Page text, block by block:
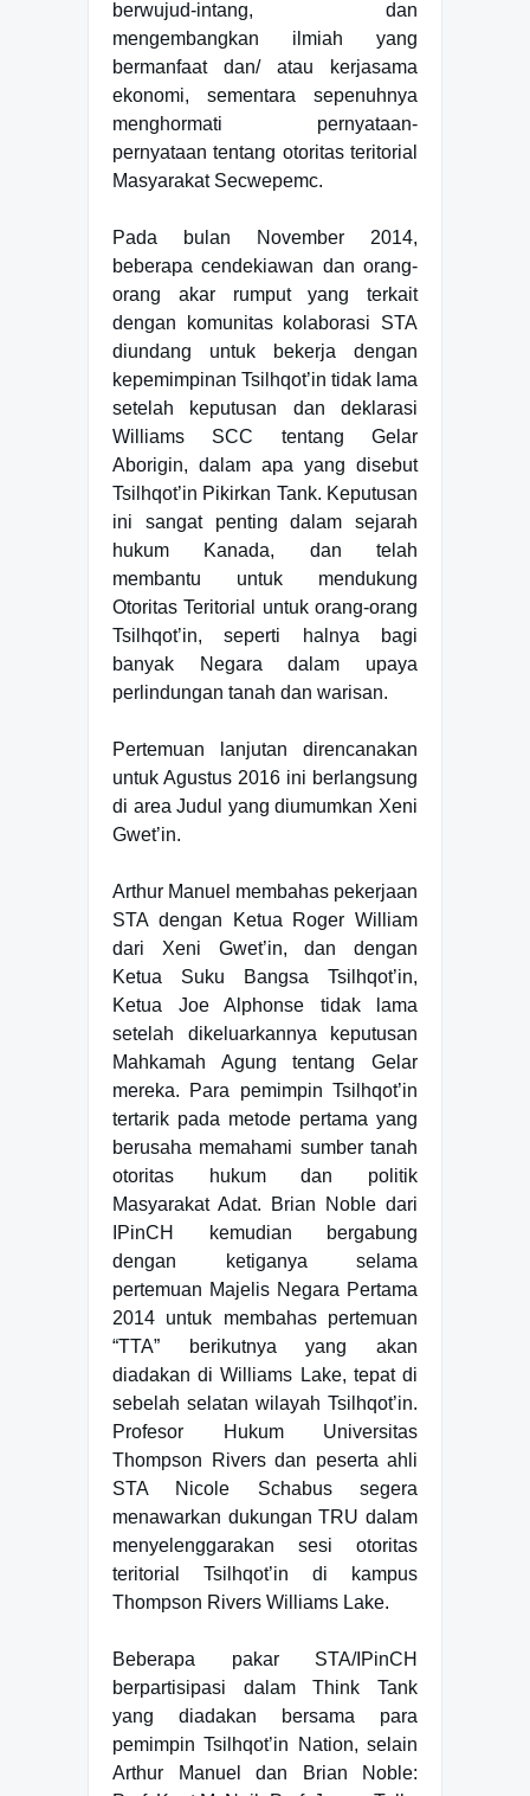
berwujud-intang, dan
mengembangkan ilmiah yang
bermanfaat dan/ atau kerjasama
ekonomi, sementara sepenuhnya
menghormati pernyataan-
pernyataan tentang otoritas teritorial
Masyarakat Secwepemc.
Pada bulan November 2014,
beberapa cendekiawan dan orang-
orang akar rumput yang terkait
dengan komunitas kolaborasi STA
diundang untuk bekerja dengan
kepemimpinan Tsilhqot’in tidak lama
setelah keputusan dan deklarasi
Williams SCC tentang Gelar
Aborigin, dalam apa yang disebut
Tsilhqot’in Pikirkan Tank. Keputusan
ini sangat penting dalam sejarah
hukum Kanada, dan telah
membantu untuk mendukung
Otoritas Teritorial untuk orang-orang
Tsilhqot’in, seperti halnya bagi
banyak Negara dalam upaya
perlindungan tanah dan warisan.
Pertemuan lanjutan direncanakan
untuk Agustus 2016 ini berlangsung
di area Judul yang diumumkan Xeni
Gwet’in.
Arthur Manuel membahas pekerjaan
STA dengan Ketua Roger William
dari Xeni Gwet’in, dan dengan
Ketua Suku Bangsa Tsilhqot’in,
Ketua Joe Alphonse tidak lama
setelah dikeluarkannya keputusan
Mahkamah Agung tentang Gelar
mereka. Para pemimpin Tsilhqot’in
tertarik pada metode pertama yang
berusaha memahami sumber tanah
otoritas hukum dan politik
Masyarakat Adat. Brian Noble dari
IPinCH kemudian bergabung
dengan ketiganya selama
pertemuan Majelis Negara Pertama
2014 untuk membahas pertemuan
“TTA” berikutnya yang akan
diadakan di Williams Lake, tepat di
sebelah selatan wilayah Tsilhqot’in.
Profesor Hukum Universitas
Thompson Rivers dan peserta ahli
STA Nicole Schabus segera
menawarkan dukungan TRU dalam
menyelenggarakan sesi otoritas
teritorial Tsilhqot’in di kampus
Thompson Rivers Williams Lake.
Beberapa pakar STA/IPinCH
berpartisipasi dalam Think Tank
yang diadakan bersama para
pemimpin Tsilhqot’in Nation, selain
Arthur Manuel dan Brian Noble: